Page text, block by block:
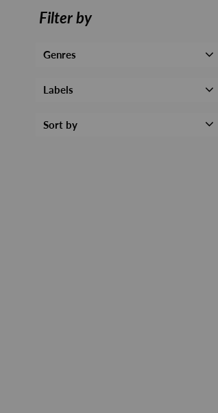
Filter by
Genres
Labels
Sort by